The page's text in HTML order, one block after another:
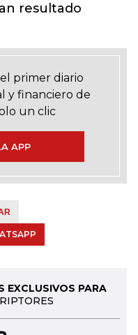
resultado
primer diario
y financiero de
un clic
APP
EXCLUSIVOS PARA